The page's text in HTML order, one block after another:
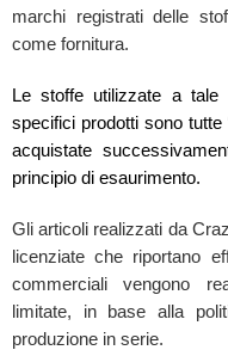
marchi registrati delle
come fornitura.
Le stoffe utilizzate a
specifici prodotti sono tutte
acquistate
principio di esaurimento.
Gli articoli realizzati da
licenziate che riportano
commerciali vengono
limitate, in base alla
produzione in serie.